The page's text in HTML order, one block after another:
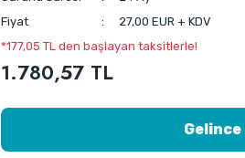
Fiyat
27,00 EUR + KDV
*177,05 TL den başlayan taksitlerle!
1.780,57 TL
Gelince